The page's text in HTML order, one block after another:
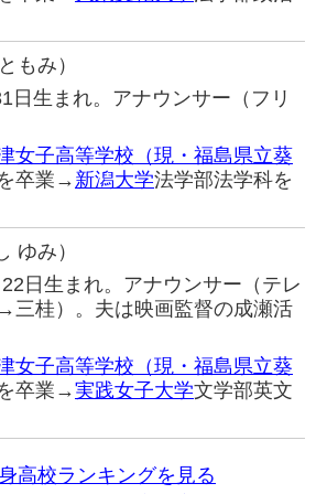
もみ）
日生まれ。アナウンサー（フリ
女子高等学校（現・福島県立葵
卒業→新潟大学法学部法学科を
ゆみ）
日生まれ。アナウンサー（テレ
三桂）。夫は映画監督の成瀬活
女子高等学校（現・福島県立葵
卒業→実践女子大学文学部英文
高校ランキングを見る